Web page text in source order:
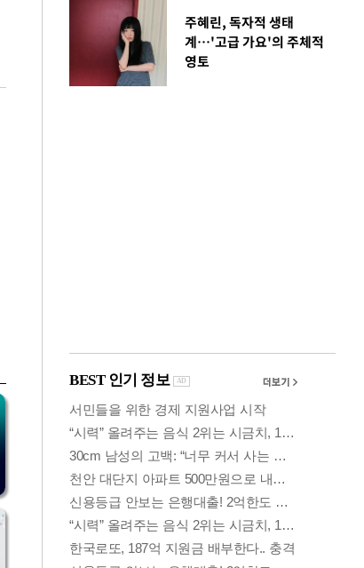
주혜린, 독자적 생태
계…'고급 가요'의 주체적
영토